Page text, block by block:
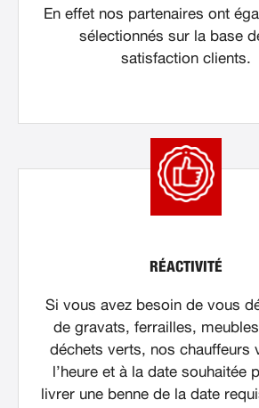
En effet nos partenaires ont
sélectionnés sur la base
satisfaction clients.
RÉACTIVITÉ
Si vous avez besoin de vous
de gravats, ferrailles,
déchets verts, nos chauffeurs
l’heure et à la date souhaitée
livrer une benne de la date